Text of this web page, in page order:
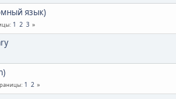
язык)
1 2 3
1 2